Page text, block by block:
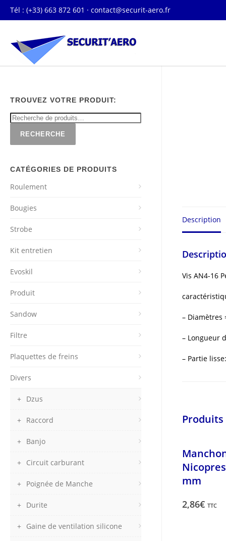
Tél : (+33) 663 872 601 · contact@securit-aero.fr
Description
Vis AN4-16
– Diamètres
– Longueur
– Partie
mm
2,86€ TTC
TROUVEZ VOTRE PRODUIT:
RECHERCHE
CATÉGORIES DE PRODUITS
Roulement
Bougies
Strobe
Kit entretien
Evoskil
Produit
Sandow
Filtre
Plaquettes de freins
Divers
Dzus
Raccord
Banjo
Circuit carburant
Poignée de Manche
Durite
Gaine de ventilation silicone